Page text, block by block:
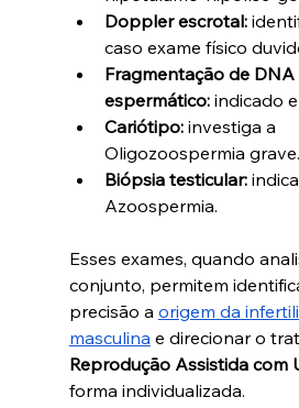
Doppler escrotal:
caso exame físico
Fragmentação de DNA
espermático: indicado
Cariótipo: investiga a
Oligozoospermia grave.
Biópsia testicular:
Azoospermia.
Esses exames, quando
conjunto, permitem
precisão a origem da
masculina e direcionar o
Reprodução Assistida com
forma individualizada.